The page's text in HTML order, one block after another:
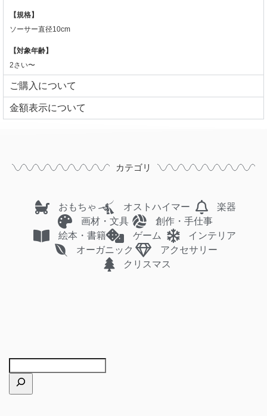
【規格】
ソーサー直径10cm
【対象年齢】
2さい〜
ご購入について
⾦額表⽰について
カテゴリ
おもちゃ オストハイマー
楽器
画材・文具
創作・手仕事
絵本・書籍
ゲーム
インテリア
オーガニック
アクセサリー
クリスマス